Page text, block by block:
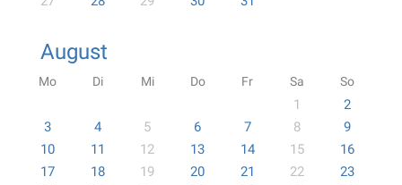
August
Mo Di Mi Do Fr Sa So
1
2
3
4 5 6 7 8
9
10
11 12 13 14 15
16
17
18 19 20 21 22
23